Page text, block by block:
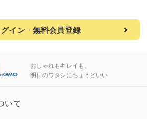
グイン・無料会員登録
おしゃれもキレイも、
明日のワタシにちょうどいい
いて